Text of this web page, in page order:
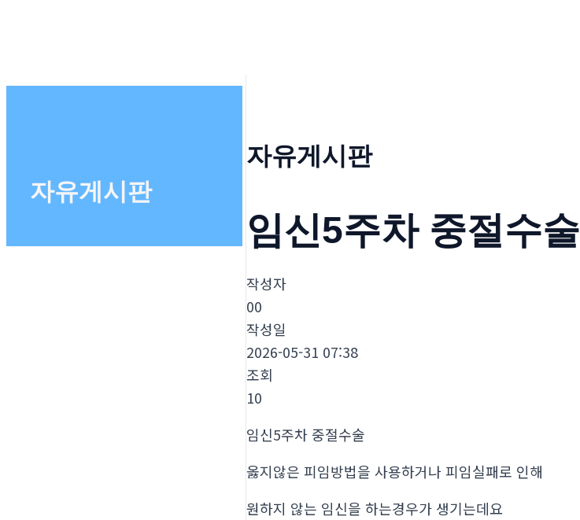
자유게시판
자유게시판
임신5주차 중절수술
작성자
00
작성일
2026-05-31 07:38
조회
10
임신5주차 중절수술
옳지않은 피임방법을 사용하거나 피임실패로 인해
원하지 않는 임신을 하는경우가 생기는데요